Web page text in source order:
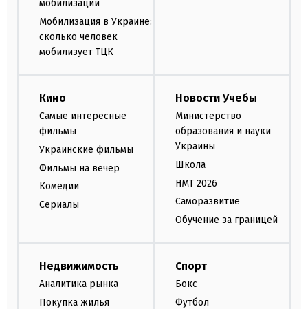
мобилизации
Мобилизация в Украине:
сколько человек
мобилизует ТЦК
Кино
Самые интересные
фильмы
Украинские фильмы
Фильмы на вечер
Комедии
Сериалы
Новости Учебы
Министерство
образования и науки
Украины
Школа
НМТ 2026
Саморазвитие
Обучение за границей
Недвижимость
Аналитика рынка
Покупка жилья
Спорт
Бокс
Футбол